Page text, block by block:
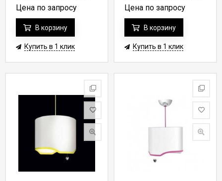
Grey 041 - champagne
Цена по запросу
В корзину
Купить в 1 клик
Cortina 017 - rose
Цена по запросу
В корзину
Купить в 1 клик